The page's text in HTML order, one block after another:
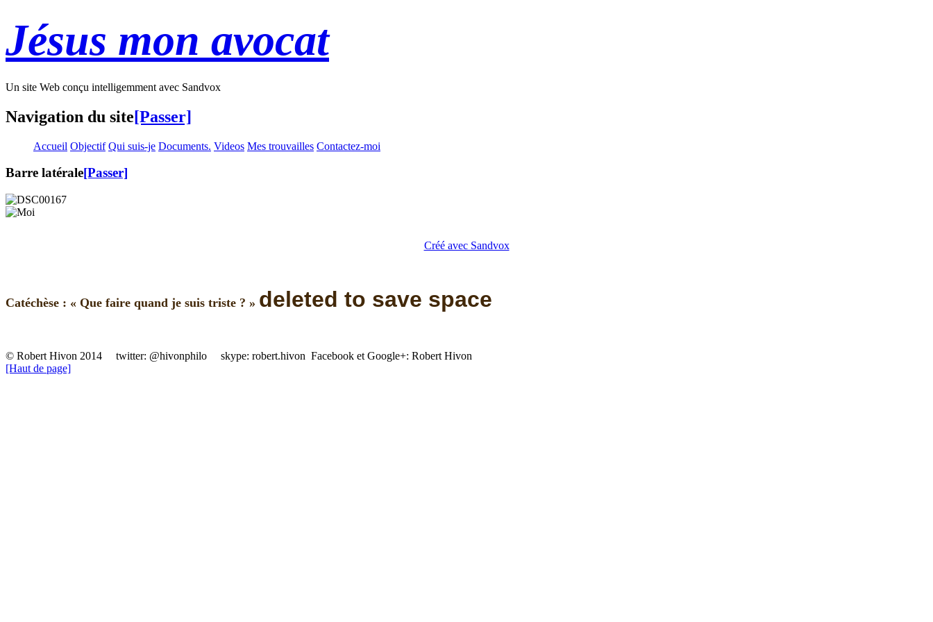
Jésus mon avocat
Un site Web conçu intelligemment avec Sandvox
Navigation du site[Passer]
Accueil Objectif Qui suis-je Documents. Videos Mes trouvailles Contactez-moi
Barre latérale[Passer]
Créé avec Sandvox
Catéchèse : « Que faire quand je suis triste ? » deleted to save space
© Robert Hivon 2014 twitter: @hivonphilo skype: robert.hivon Facebook et Google+: Robert Hivon
[Haut de page]